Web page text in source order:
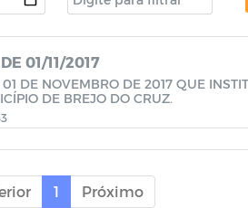
01/11/2017
DE NOVEMBRO DE 2017 QUE
DE BREJO DO CRUZ.
1 Próximo